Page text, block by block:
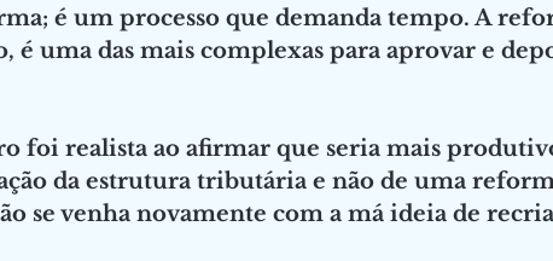
é um processo que demanda tempo. A
uma das mais complexas para aprovar e
foi realista ao afirmar que seria mais
da estrutura tributária e não de uma
se venha novamente com a má ideia de